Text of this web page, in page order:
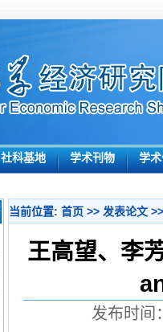
社科基地 学术刊物 学
当前位置: 首页 >> 发表论文
王高望、李
发布时